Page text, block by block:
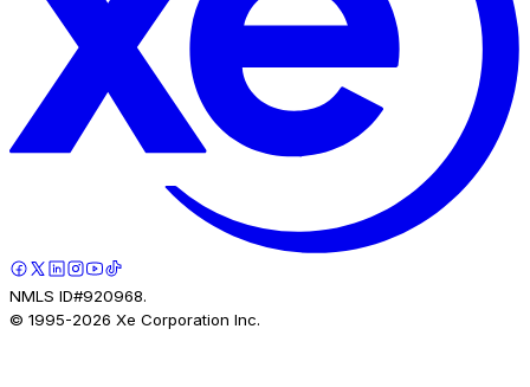
NMLS ID#920968.
© 1995-2026 Xe Corporation Inc.